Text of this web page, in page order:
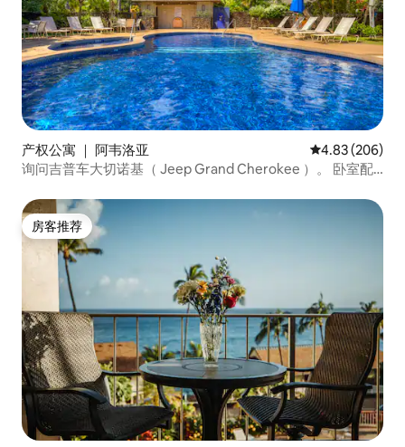
产权公寓 ｜ 阿韦洛亚 平均评分 4.83
4.83 (206)
询问吉普车大切诺基（ Jeep Grand Cherokee ）。 卧室配
房客推荐
房客推荐